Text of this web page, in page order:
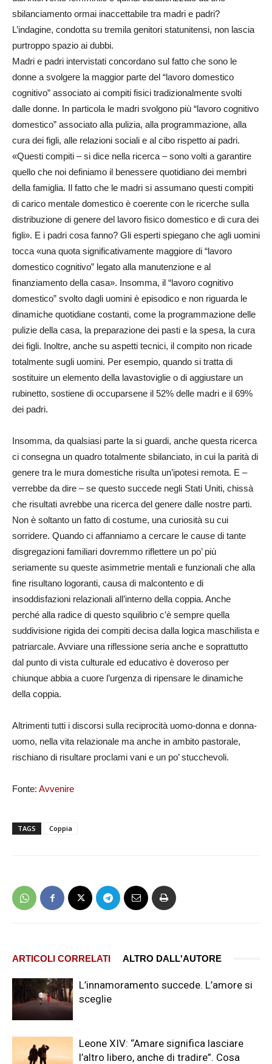
sbilanciamento ormai inaccettabile tra madri e padri?
L’indagine, condotta su tremila genitori statunitensi, non lascia
purtroppo spazio ai dubbi.
Madri e padri intervistati concordano sul fatto che sono le
donne a svolgere la maggior parte del “lavoro domestico
cognitivo” associato ai compiti fisici tradizionalmente svolti
dalle donne. In particola le madri svolgono più “lavoro cognitivo
domestico” associato alla pulizia, alla programmazione, alla
cura dei figli, alle relazioni sociali e al cibo rispetto ai padri.
«Questi compiti – si dice nella ricerca – sono volti a garantire
quello che noi definiamo il benessere quotidiano dei membri
della famiglia. Il fatto che le madri si assumano questi compiti
di carico mentale domestico è coerente con le ricerche sulla
distribuzione di genere del lavoro fisico domestico e di cura dei
figli». E i padri cosa fanno? Gli esperti spiegano che agli uomini
tocca «una quota significativamente maggiore di “lavoro
domestico cognitivo” legato alla manutenzione e al
finanziamento della casa». Insomma, il “lavoro cognitivo
domestico” svolto dagli uomini è episodico e non riguarda le
dinamiche quotidiane costanti, come la programmazione delle
pulizie della casa, la preparazione dei pasti e la spesa, la cura
dei figli. Inoltre, anche su aspetti tecnici, il compito non ricade
totalmente sugli uomini. Per esempio, quando si tratta di
sostituire un elemento della lavastoviglie o di aggiustare un
rubinetto, sostiene di occuparsene il 52% delle madri e il 69%
dei padri.
Insomma, da qualsiasi parte la si guardi, anche questa ricerca
ci consegna un quadro totalmente sbilanciato, in cui la parità di
genere tra le mura domestiche risulta un’ipotesi remota. E –
verrebbe da dire – se questo succede negli Stati Uniti, chissà
che risultati avrebbe una ricerca del genere dalle nostre parti.
Non è soltanto un fatto di costume, una curiosità su cui
sorridere. Quando ci affanniamo a cercare le cause di tante
disgregazioni familiari dovremmo riflettere un po’ più
seriamente su queste asimmetrie mentali e funzionali che alla
fine risultano logoranti, causa di malcontento e di
insoddisfazioni relazionali all’interno della coppia. Anche
perché alla radice di questo squilibrio c’è sempre quella
suddivisione rigida dei compiti decisa dalla logica maschilista e
patriarcale. Avviare una riflessione seria anche e soprattutto
dal punto di vista culturale ed educativo è doveroso per
chiunque abbia a cuore l’urgenza di ripensare le dinamiche
della coppia.
Altrimenti tutti i discorsi sulla reciprocità uomo-donna e donna-
uomo, nella vita relazionale ma anche in ambito pastorale,
rischiano di risultare proclami vani e un po’ stucchevoli.
Fonte: Avvenire
TAGS Coppia
ARTICOLI CORRELATI ALTRO DALL'AUTORE
L’innamoramento succede. L’amore si
sceglie
Leone XIV: “Amare significa lasciare
l’altro libero, anche di tradire”. Cosa